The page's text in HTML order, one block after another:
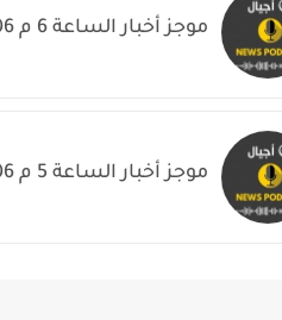
موجز أخبار الساعة 6 م 2026/08/06
موجز أخبار الساعة 5 م 2026/08/06